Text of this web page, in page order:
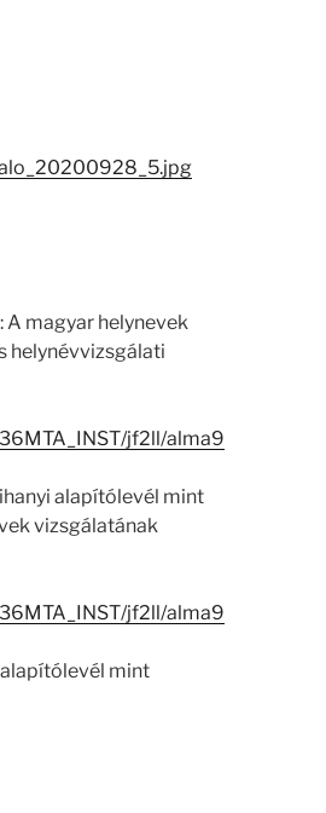
magyar helynevek
helynévvizsgálati
jf2ll/alma9
alapítólevél mint
vizsgálatának
jf2ll/alma9
mint